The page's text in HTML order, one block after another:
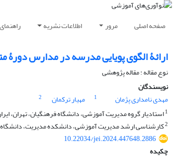
صفحه اصلی مرور اطلاعات نشریه
ارائۀ الگوی پویایی مدرسه در مدارس دورۀ
نوع مقاله : مقاله پژوهشی
نویسندگان
مهدی نامداری پژمان
1 مهیار ترکمان
2
1استادیار گروه مدیریت آموزشی، دانشگاه فرهنگیان، تهران،
2کارشناسی ارشد مدیریت آموزشی، دانشکده مدیریت، دانشگاه
10.22034/jei.2024.447648.2886
چکیده